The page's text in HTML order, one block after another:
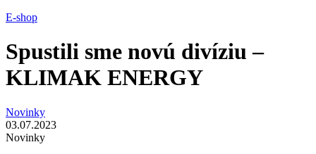
E-shop
Spustili sme novú divíziu –
KLIMAK ENERGY
Novinky
03.07.2023
Novinky